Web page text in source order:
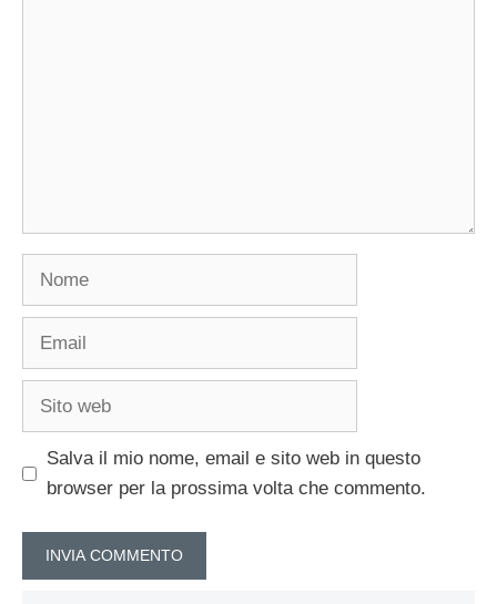
Nome
Email
Sito
Salva il mio nome, email e sito web in questo
browser per la prossima volta che commento.